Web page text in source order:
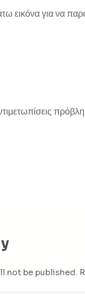
εικόνα για να
not be published.